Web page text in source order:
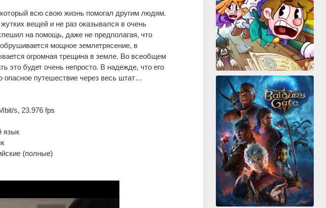
всю свою жизнь помогал другим людям.
вещей и не раз оказывался в очень
на помощь, даже не предполагая, что
мощное землетрясение, в
огромная трещина в земле. Во всеобщем
это будет очень непросто. В надежде, что его
опасное путешествие через весь штат…
s, 23.976 fps
язык
(полные)